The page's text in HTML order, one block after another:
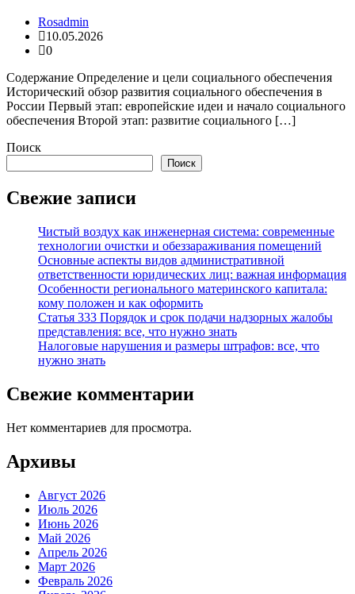
Rosadmin
10.05.2026
0
Содержание Определение и цели социального обеспечения
Исторический обзор развития социального обеспечения в
России Первый этап: европейские идеи и начало социального
обеспечения Второй этап: развитие социального […]
Поиск
Поиск
Свежие записи
Чистый воздух как инженерная система: современные
технологии очистки и обеззараживания помещений
Основные аспекты видов административной
ответственности юридических лиц: важная информация
Особенности регионального материнского капитала:
кому положен и как оформить
Статья 333 Порядок и срок подачи надзорных жалобы
представления: все, что нужно знать
Налоговые нарушения и размеры штрафов: все, что
нужно знать
Свежие комментарии
Нет комментариев для просмотра.
Архивы
Август 2026
Июль 2026
Июнь 2026
Май 2026
Апрель 2026
Март 2026
Февраль 2026